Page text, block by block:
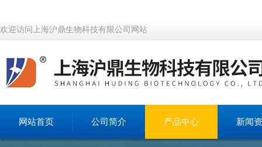
欢迎访问上海沪鼎生物科技有限公司网站
网站首页 公司简介 产品中心 新闻